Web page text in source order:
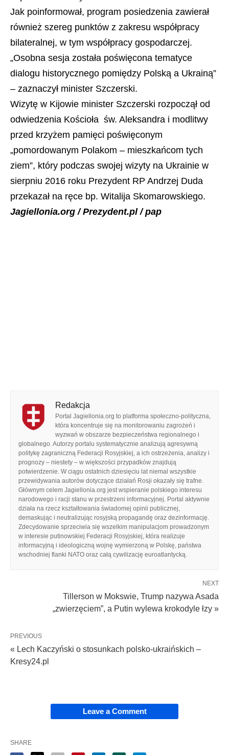
Jak poinformował, program posiedzenia zawierał
również szereg punktów z zakresu współpracy
bilateralnej, w tym współpracy gospodarczej.
„Osobna sesja została poświęcona tematyce
dialogu historycznego pomiędzy Polską a Ukrainą”
– zaznaczył minister Szczerski.
Wizytę w Kijowie minister Szczerski rozpoczął od
odwiedzenia Kościoła św. Aleksandra i modlitwy
przed krzyżem pamięci poświęconym
„pomordowanym Polakom – mieszkańcom tych
ziem”, który podczas swojej wizyty na Ukrainie w
sierpniu 2016 roku Prezydent RP Andrzej Duda
przekazał na ręce bp. Witalija Skomarowskiego.
Jagiellonia.org / Prezydent.pl / pap
Redakcja
Portal Jagiellonia.org to platforma społeczno-polityczna,
która koncentruje się na monitorowaniu zagrożeń i
wyzwań w obszarze bezpieczeństwa regionalnego i
globalnego. Autorzy portalu systematycznie analizują agresywną
politykę zagraniczną Federacji Rosyjskiej, a ich ostrzeżenia, analizy i
prognozy – niestety – w większości przypadków znajdują
potwierdzenie. W ciągu ostatnich dziesięciu lat niemal wszystkie
przewidywania autorów dotyczące działań Rosji okazały się trafne.
Głównym celem Jagiellonia.org jest wspieranie polskiego interesu
narodowego i racji stanu w przestrzeni informacyjnej. Portal aktywnie
działa na rzecz kształtowania świadomej opinii publicznej,
demaskując i neutralizując rosyjską propagandę oraz dezinformację.
Zdecydowanie sprzeciwia się wszelkim manipulacjom prowadzonym
w interesie putinowskiej Federacji Rosyjskiej, która realizuje
informacyjną i ideologiczną wojnę wymierzoną w Polskę, państwa
wschodniej flanki NATO oraz całą cywilizację euroatlantycką.
NEXT
Tillerson w Mokswie, Trump nazywa Asada
„zwierzęciem”, a Putin wylewa krokodyle łzy »
PREVIOUS
« Lech Kaczyński o stosunkach polsko-ukraińskich –
Kresy24.pl
Leave a Comment
SHARE